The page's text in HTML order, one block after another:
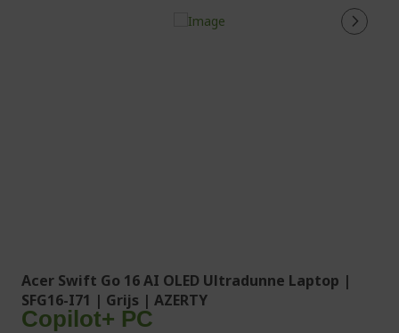
Acer Swift Go 16 AI OLED Ultradunne Laptop |
SFG16-I71 | Grijs | AZERTY
Copilot+ PC